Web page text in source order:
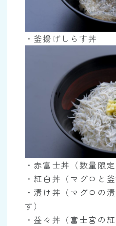
・釜揚げしらす丼
・赤富士丼（数量限定
・紅白丼（マグロと
・漬け丼（マグロの
す）
・益々丼（富士宮の